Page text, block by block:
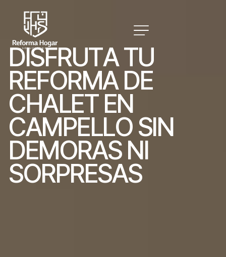
DISFRUTATU
REFORMA DE
CHALET EN
CAMPELLO SIN
DEMORAS NI
SORPRESAS